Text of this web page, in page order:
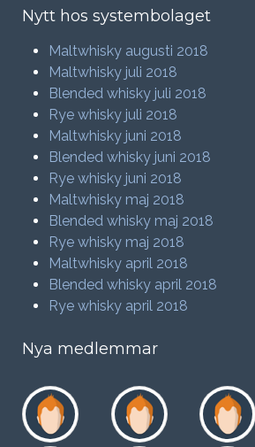
Nytt hos systembolaget
Maltwhisky augusti 2018
Maltwhisky juli 2018
Blended whisky juli 2018
Rye whisky juli 2018
Maltwhisky juni 2018
Blended whisky juni 2018
Rye whisky juni 2018
Maltwhisky maj 2018
Blended whisky maj 2018
Rye whisky maj 2018
Maltwhisky april 2018
Blended whisky april 2018
Rye whisky april 2018
Nya medlemmar